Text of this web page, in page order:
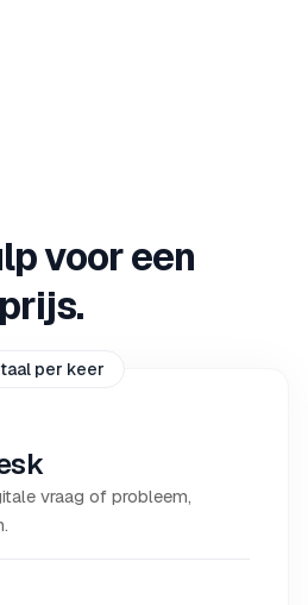
voor een
vraag of probleem,
per keer